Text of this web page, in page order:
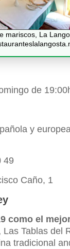
mariscos, La
de
y
49
Caño, 1
como el
Las Tablas del
tradicional